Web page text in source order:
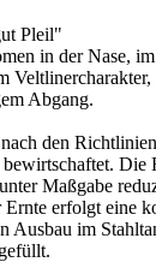
Pleil"
in der Nase,
Abgang.
den
Die
Maßgabe
erfolgt eine
Ausbau im